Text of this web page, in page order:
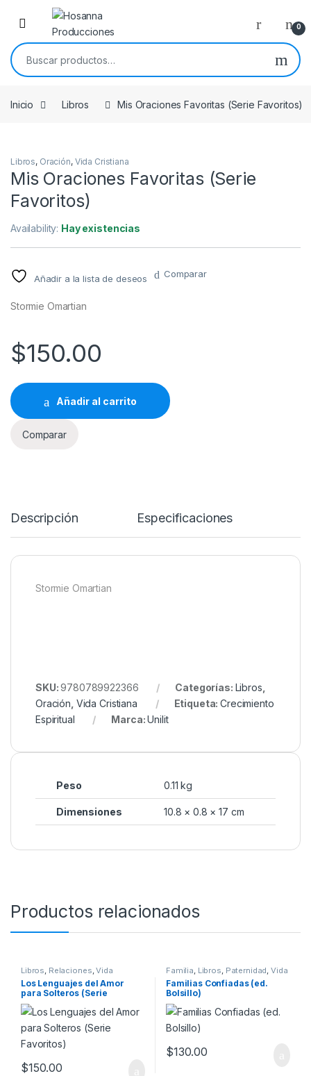
Skip to navigation
Skip to content
0
Buscar por:
Inicio Libros Mis Oraciones Favoritas (Serie Favoritos)
Libros, Oración, Vida Cristiana
Mis Oraciones Favoritas (Serie
Favoritos)
Availability: Hay existencias
Añadir a la lista de deseos Comparar
Stormie Omartian
$150.00
Añadir al carrito
Comparar
Descripción Especificaciones
Stormie Omartian
SKU:9780789922366 Categorías: Libros
Oración Vida Cristiana Etiqueta:Crecimiento
Espiritual
Marca:Unilit
Peso 0.11 kg
Dimensiones 10.8 × 0.8 × 17 cm
Productos relacionados
Libros, Relaciones,Vida
Cristiana
Los Lenguajes del Amor
para Solteros (Serie
Favoritos)
$150.00
Familia, Libros, Paternidad, Vida
Cristiana
Familias Confiadas (ed.
Bolsillo)
$130.00